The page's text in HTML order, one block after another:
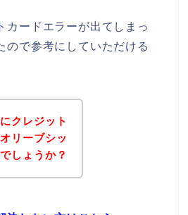
カードエラーが出てしまっ
ので参考にしていただける
クレジット
リーブシッ
しょうか？